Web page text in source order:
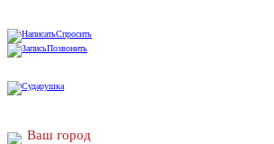
Спросить
Позвонить
Ваш город